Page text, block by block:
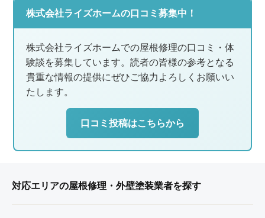
株式会社ライズホームの口コミ募集中！
株式会社ライズホームでの屋根修理の口コミ・体
験談を募集しています。読者の皆様の参考となる
貴重な情報の提供にぜひご協力よろしくお願いい
たします。
口コミ投稿はこちらから
対応エリアの屋根修理・外壁塗装業者を探す